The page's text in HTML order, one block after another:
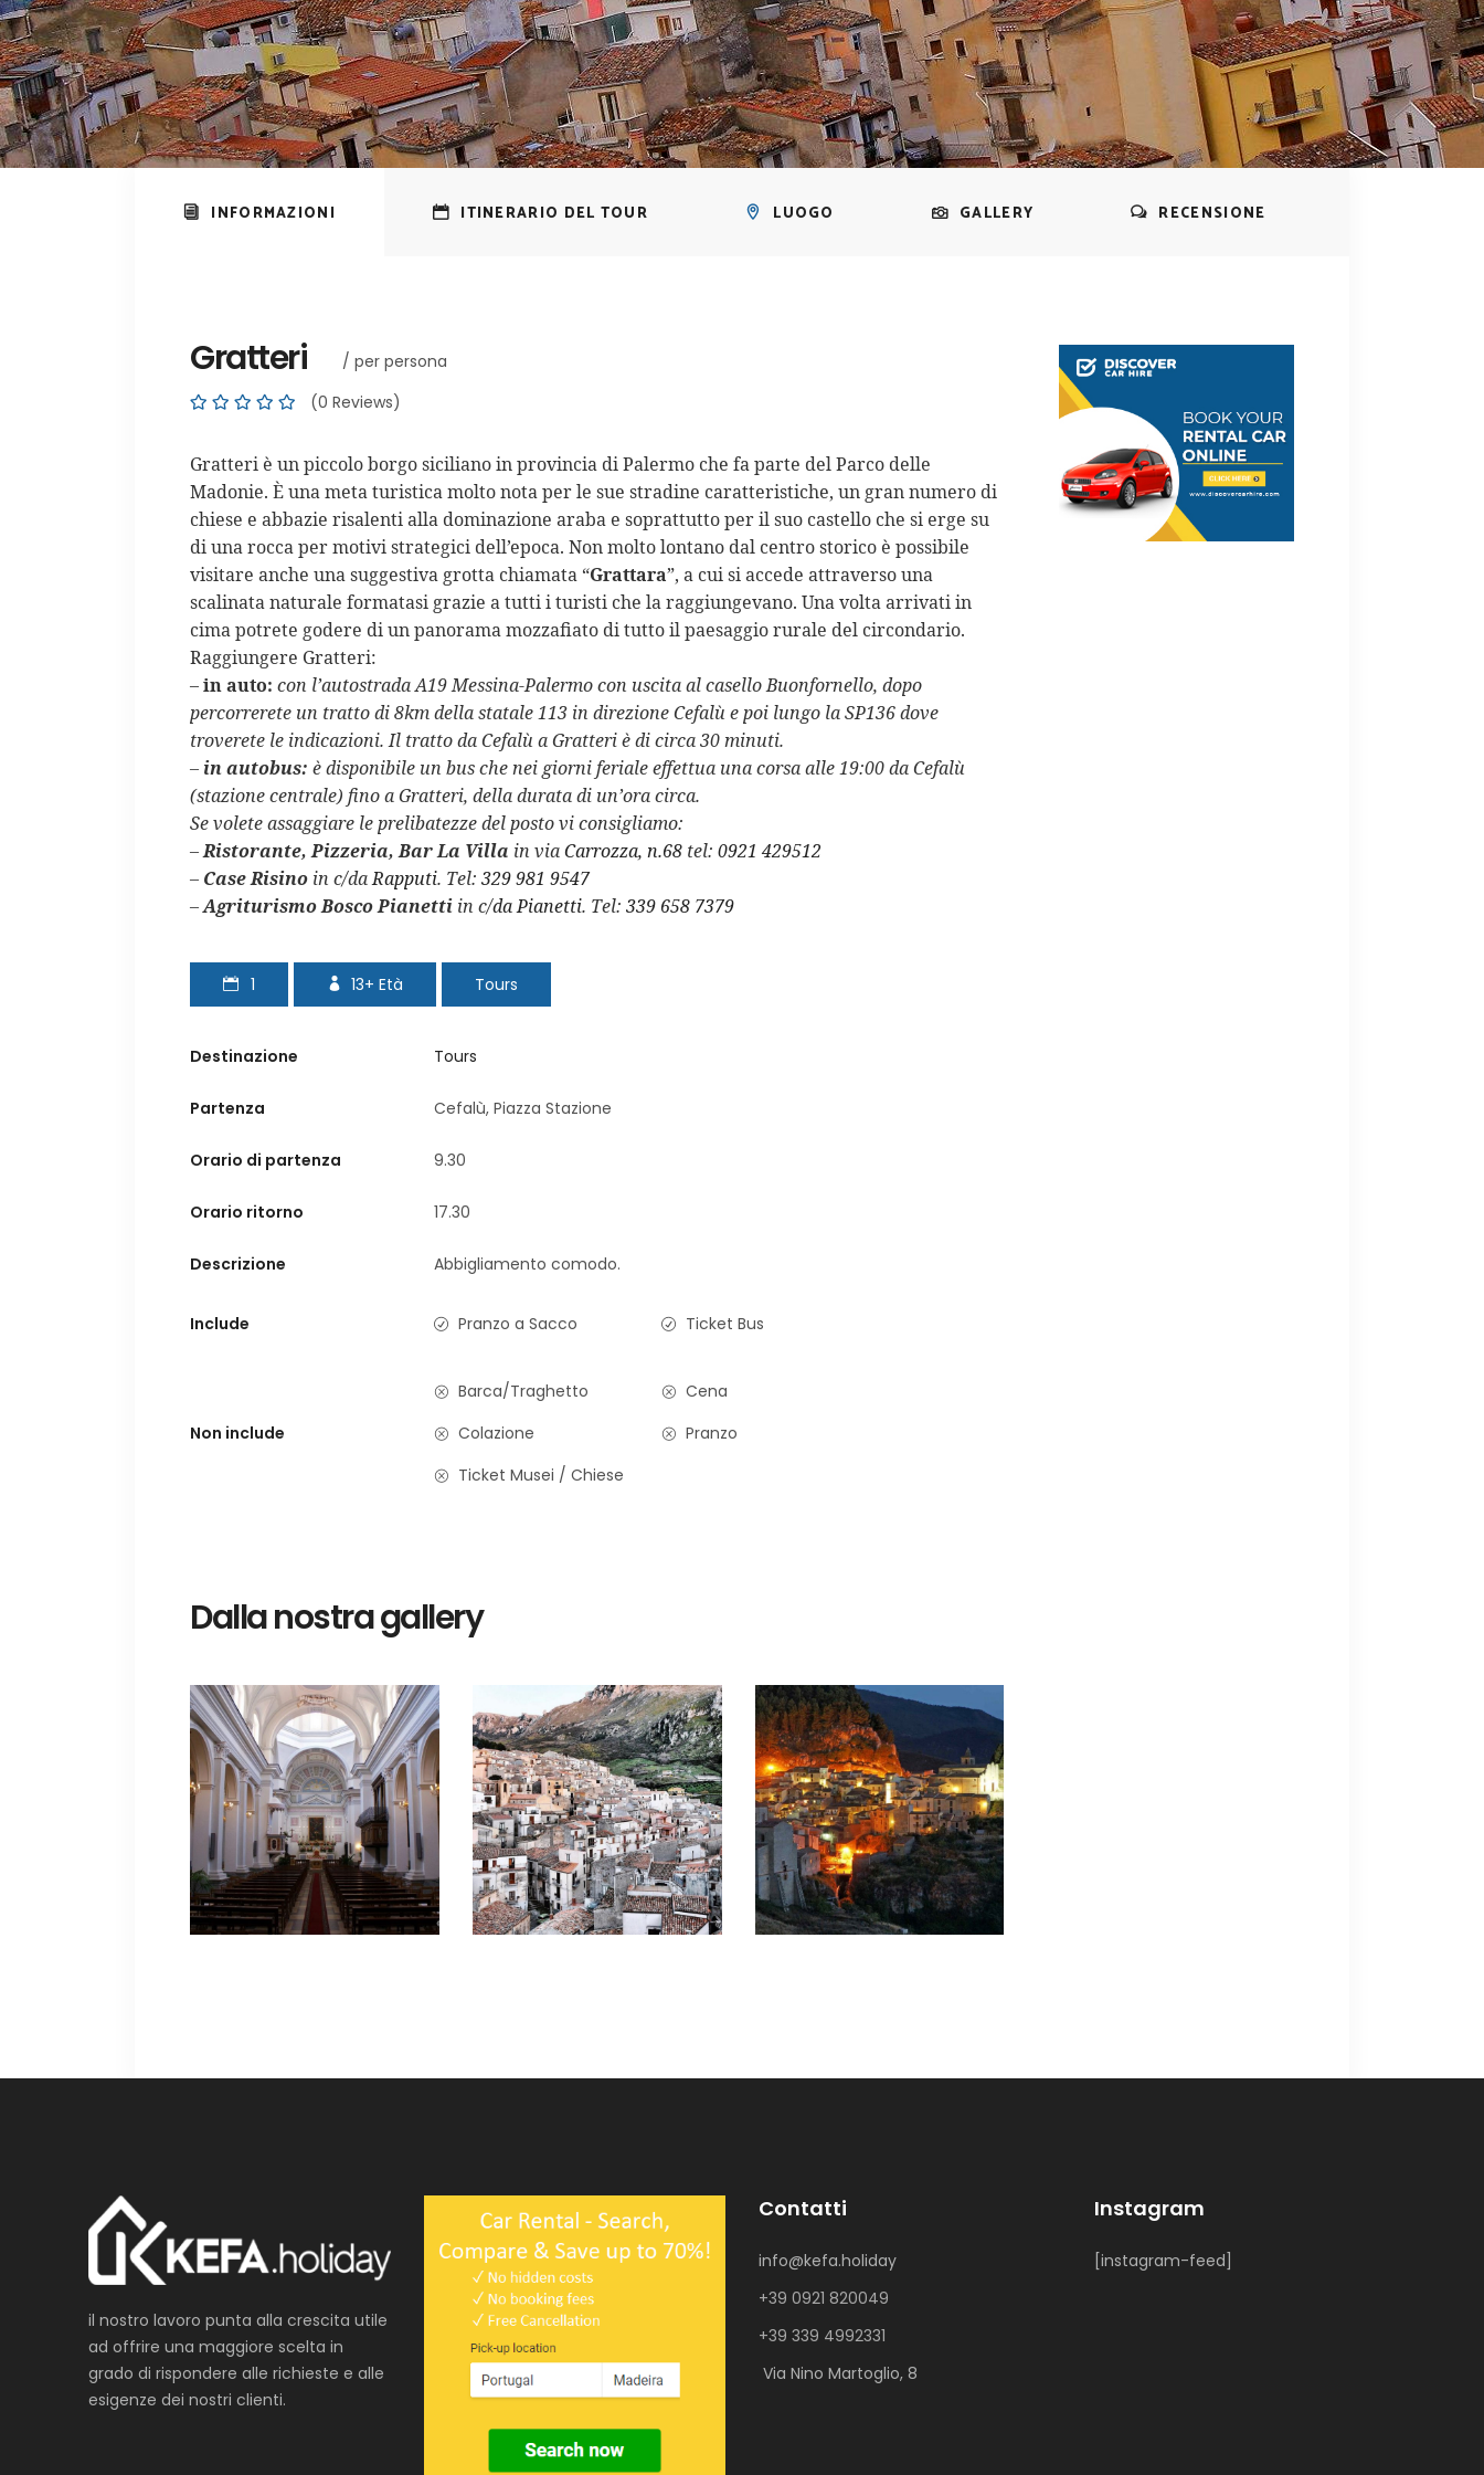
INFORMAZIONI ITINERARIO DEL TOUR LUOGO GALLERY RECENSIONE
Gratteri
/ per persona
(0 Reviews)
Gratteri è un piccolo borgo siciliano in provincia di Palermo che fa parte del Parco delle
Madonie. È una meta turistica molto nota per le sue stradine caratteristiche, un gran numero di
chiese e abbazie risalenti alla dominazione araba e soprattutto per il suo castello che si erge su
di una rocca per motivi strategici dell’epoca. Non molto lontano dal centro storico è possibile
visitare anche una suggestiva grotta chiamata “Grattara”, a cui si accede attraverso una
scalinata naturale formatasi grazie a tutti i turisti che la raggiungevano. Una volta arrivati in
cima potrete godere di un panorama mozzafiato di tutto il paesaggio rurale del circondario.
Raggiungere Gratteri:
–in auto: con l’autostrada A19 Messina-Palermo con uscita al casello Buonfornello, dopo
percorrerete un tratto di 8kmdella statale 113 in direzione Cefalù e poi lungo laSP136 dove
troverete le indicazioni. Il tratto da Cefalù a Gratteri è di circa 30 minuti.
– in autobus: è disponibile un bus che nei giorni feriale effettua una corsa alle 19:00 da Cefalù
(stazione centrale) fino a Gratteri, della durata di un’ora circa.
Se volete assaggiare le prelibatezze del posto vi consigliamo:
–Ristorante, Pizzeria, Bar La Villa in viaCarrozza, n.68 tel: 0921 429512
– Case Risino in c/daRapputi. Tel: 329 981 9547
–Agriturismo Bosco Pianetti in c/da Pianetti. Tel: 339 658 7379
1 13+ Età Tours
Destinazione Tours
Partenza Cefalù, Piazza Stazione
Orario di partenza 9.30
Orario ritorno 17.30
Descrizione Abbigliamento comodo.
Include Pranzo a Sacco Ticket Bus
Non include
Barca/Traghetto
Cena
Colazione
Pranzo
Ticket Musei / Chiese
Dalla nostra gallery
il nostro lavoro punta alla crescita utile
ad offrire una maggiore scelta in
grado di rispondere alle richieste e alle
esigenze dei nostri clienti.
Contatti
info@kefa.holiday
+39 0921 820049
+39 339 4992331
Via Nino Martoglio, 8
Instagram
[instagram-feed]